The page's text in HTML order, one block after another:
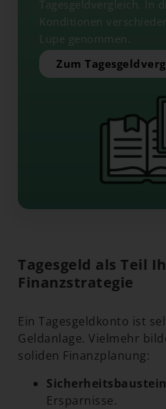
Tagesgeldvergleich. In
Konditionen
Lupe genommen.
Zum
Tagesgeld als Teil
Finanzstrategie
Ein Tagesgeldkonto ist
Geldanlage. Vielmehr
soliden Finanzplanung:
Ersparnisse.